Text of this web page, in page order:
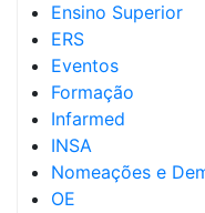
Ensino Superior
ERS
Eventos
Formação
Infarmed
INSA
Nomeações e
OE